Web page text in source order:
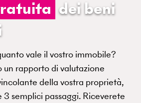
dei beni
vale il vostro immobile?
rapporto di valutazione
della vostra proprietà,
3 semplici passaggi. Riceverete